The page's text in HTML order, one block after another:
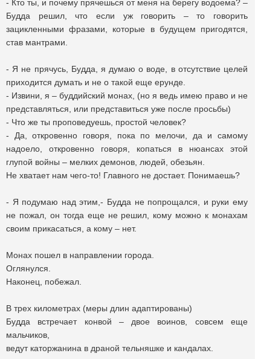
- Кто ты, и почему прячешься от меня на берегу водоема? –
Будда решил, что если уж говорить – то говорить
зацикленными фразами, которые в будущем пригодятся,
став мантрами.
- Я не прячусь, Будда, я думаю о воде, в отсутствие целей
приходится думать и не о такой еще ерунде.
- Извини, я – буддийский монах, (но я ведь имею право и не
представляться, или представиться уже после просьбы)
- Что же ты проповедуешь, простой человек?
- Да, откровенно говоря, пока по мелочи, да и самому
надоело, откровенно говоря, копаться в нюансах этой
глупой войны – мелких демонов, людей, обезьян.
Не хватает нам чего-то! Главного не достает. Понимаешь?
- Я подумаю над этим,- Будда не попрощался, и руки ему
не пожал, он тогда еще не решил, кому можно к монахам
своим прикасаться, а кому – нет.
Монах пошел в направлении города.
Оглянулся.
Наконец, побежал.
В трех километрах (меры длин адаптированы)
Будда встречает конвой – двое воинов, совсем еще
мальчиков,
ведут каторжанина в драной тельняшке и кандалах.